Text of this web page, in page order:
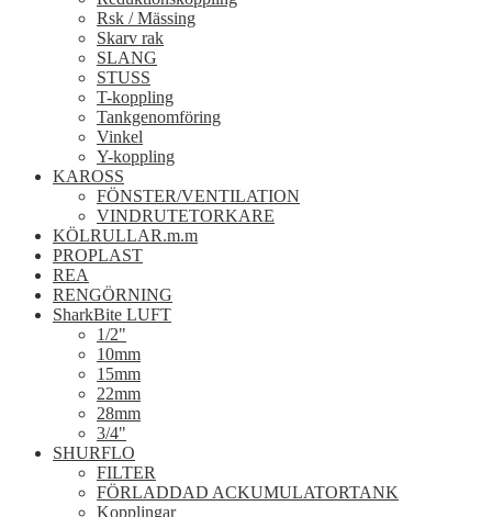
Rsk / Mässing
Skarv rak
SLANG
STUSS
T-koppling
Tankgenomföring
Vinkel
Y-koppling
KAROSS
FÖNSTER/VENTILATION
VINDRUTETORKARE
KÖLRULLAR.m.m
PROPLAST
REA
RENGÖRNING
SharkBite LUFT
1/2"
10mm
15mm
22mm
28mm
3/4"
SHURFLO
FILTER
FÖRLADDAD ACKUMULATORTANK
Kopplingar